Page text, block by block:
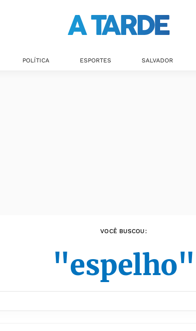
POLÍTICA ESPORTES SALVADOR
VOCÊ BUSCOU:
"espelho"